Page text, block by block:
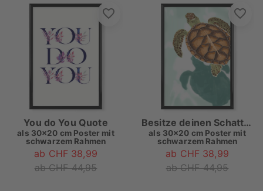
You do You Quote
als 30x20 cm Poster mit
schwarzem Rahmen
ab CHF 38,99
ab CHF 44,95
Besitze deinen Schatten
als 30x20 cm Poster mit
schwarzem Rahmen
ab CHF 38,99
ab CHF 44,95